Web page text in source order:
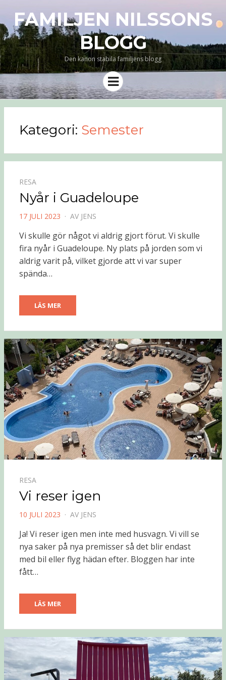
FAMILJEN NILSSONS
BLOGG
Den kanon stabila familjens blogg
Meny
Kategori: Semester
RESA
Nyår i Guadeloupe
PUBLICERAD
17 JULI 2023 AV JENS
Vi skulle gör något vi aldrig gjort förut. Vi skulle
fira nyår i Guadeloupe. Ny plats på jorden som vi
aldrig varit på, vilket gjorde att vi var super
spända…
LÄS MER
RESA
Vi reser igen
PUBLICERAD
10 JULI 2023 AV JENS
Ja! Vi reser igen men inte med husvagn. Vi vill se
nya saker på nya premisser så det blir endast
med bil eller flyg hädan efter. Bloggen har inte
fått…
LÄS MER